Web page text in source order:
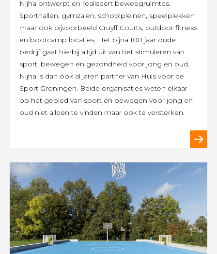
Nijha ontwerpt en realiseert beweegruimtes.
Sporthallen, gymzalen, schoolpleinen, speelplekken
maar ook bijvoorbeeld Cruyff Courts, outdoor fitness
en bootcamp locaties. Het bijna 100 jaar oude
bedrijf gaat hierbij altijd uit van het stimuleren van
sport, bewegen en gezondheid voor jong en oud.
Nijha is dan ook al jaren partner van Huis voor de
Sport Groningen. Beide organisaties weten elkaar
op het gebied van sport en bewegen voor jong en
oud niet alleen te vinden maar ook te versterken.